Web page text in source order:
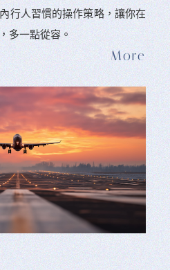
行人習慣的操作策略，讓你在
多一點從容。